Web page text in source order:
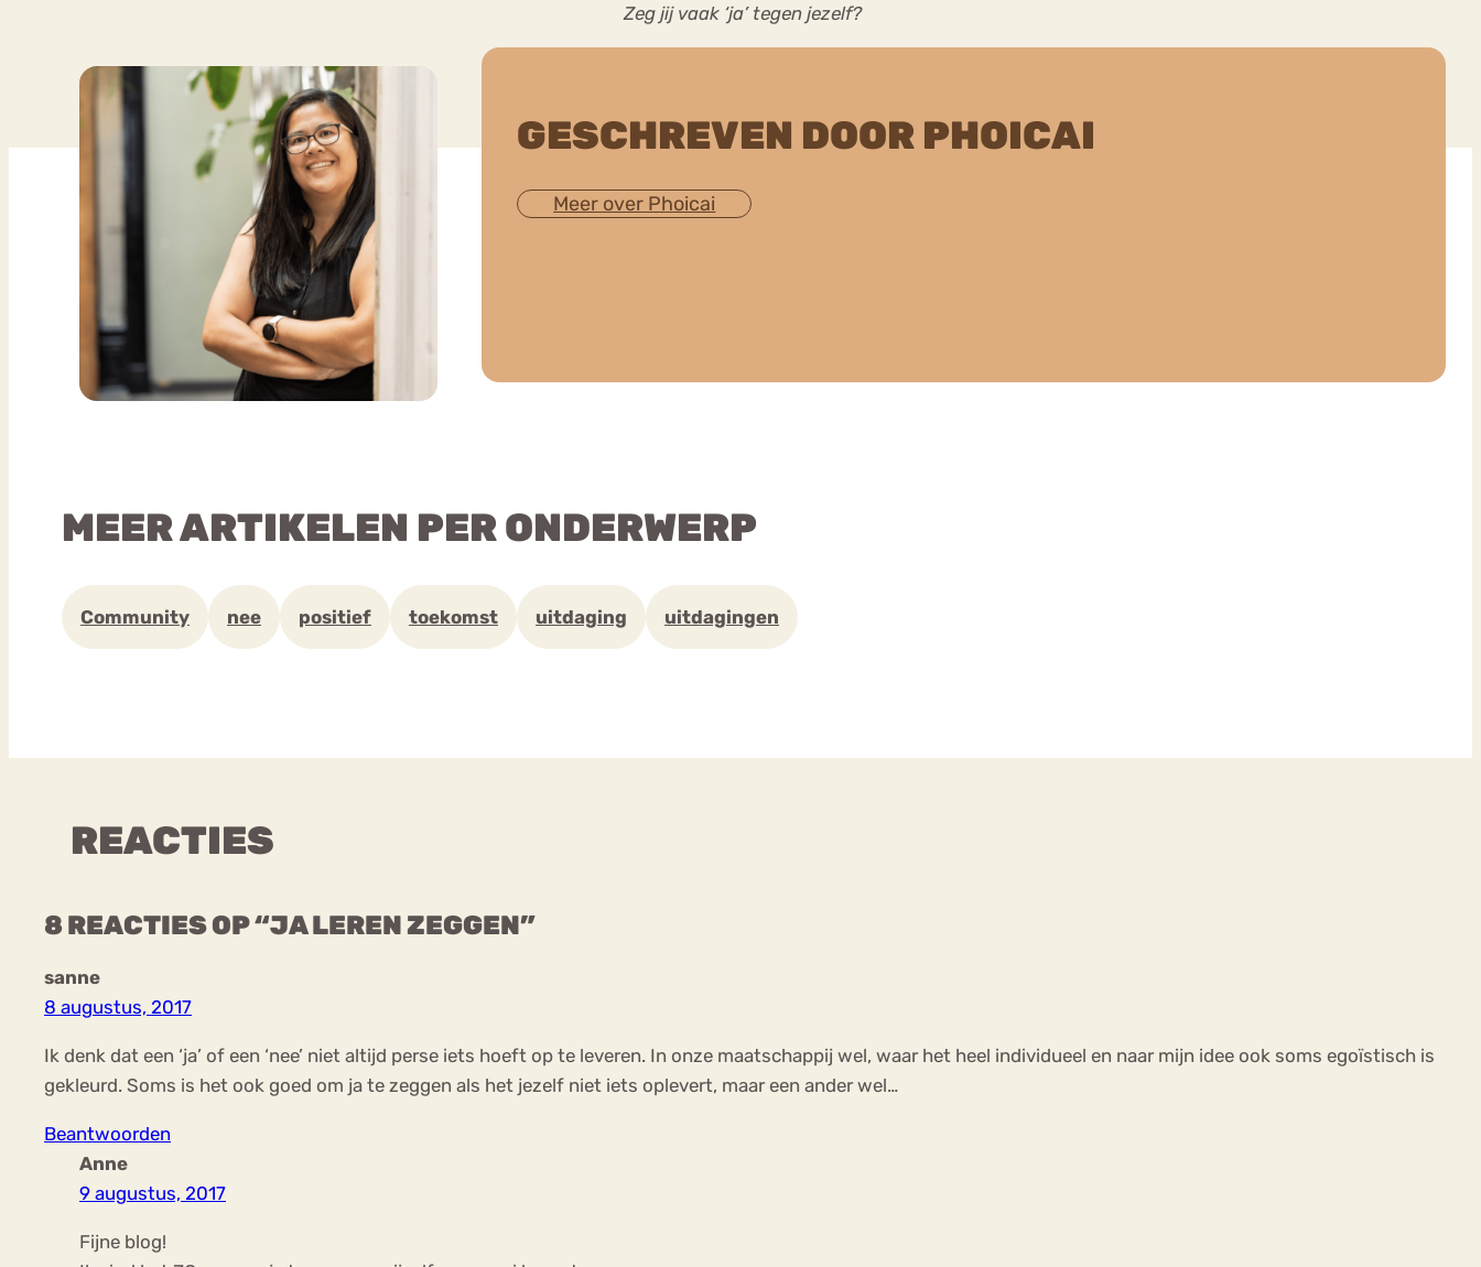
Zeg jij vaak ‘ja’ tegen jezelf?
GESCHREVEN DOOR PHOICAI
Meer over Phoicai
MEER ARTIKELEN PER ONDERWERP
Community nee positief toekomst uitdaging uitdagingen
REACTIES
8 REACTIES OP “JA LEREN ZEGGEN”
sanne
8 augustus, 2017
Ik denk dat een ‘ja’ of een ‘nee’ niet altijd perse iets hoeft op te leveren. In onze maatschappij wel, waar het heel individueel en naar mijn idee ook soms egoïstisch is
gekleurd. Soms is het ook goed om ja te zeggen als het jezelf niet iets oplevert, maar een ander wel…
Beantwoorden
Anne
9 augustus, 2017
Fijne blog!